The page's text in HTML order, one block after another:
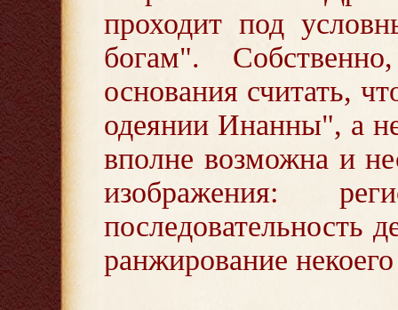
проходит под
богам".
основания считать,
одеянии Инанны", а
вполне возможна и
изображения:
последовательность
ранжирование некоего